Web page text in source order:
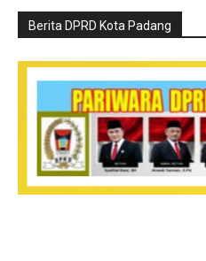
Berita DPRD Kota Padang